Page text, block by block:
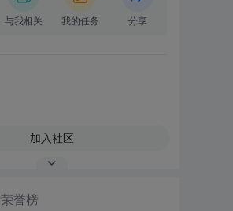
与我相关 我的任务 分享
加入社区
荣誉榜